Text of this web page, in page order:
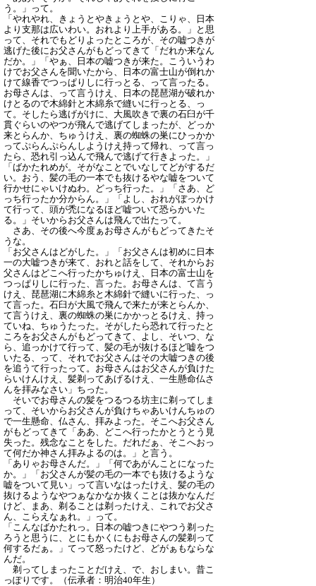
う。」って。
「やれやれ、きょうとやきょうとや、こりゃ、日本
より支那は広いわい。おれより上手がある。」と思
って、それでもどりよったところが、その嘘つきが
逃げた後にお父さんがもどってきて「だれか来なん
だか。」「やぁ、日本の嘘つきが来た。こういうわ
けでお父さんを聞いたから、日本の富士山が倒れか
けて線香でつっぱりしに行っとる、って言ったる。
お母さんは、って言うけえ、日本の琵琶湖が破れか
けとるので木綿針と木綿糸で縫いに行っとる、っ
て。そしたら逃げがけに、大風吹きで裏の石臼が千
貫ぐらいのやつが飛んで逃げてしまったが、どっか
来とらんか、ちゅうけえ、裏の蜘蛛の巣にひっかか
ってぷらんぷらんしようけえ持って帰れ、って言っ
たら、恐れ引っ込んで飛んで逃げて行きよった。」
「ばかたれめが。そがなことでいなしてどがするだ
い。おう、髪の毛の一本でも抜けるやな嘘をついて
行かせにゃいけぬわ。どっち行った。」「さあ、ど
っち行ったか分からん。」「よし、おれがぼっかけ
て行って、頭が禿になるほど嘘ついて恐らかいた
る。」そいからお父さんは飛んで出たって。
さあ、その後へ今度ぁお母さんがもどってきたそ
うな。
「お父さんはどがした。」「お父さんは初めに日本
一の大嘘つきが来て、おれと話をして、それからお
父さんはどこへ行ったかちゅけえ、日本の富士山を
つっぱりしに行った、言った。お母さんは、て言う
けえ、琵琶湖に木綿糸と木綿針で縫いに行った、っ
て言った。石臼が大風で飛んで来たが来とらんか、
て言うけえ、裏の蜘蛛の巣にかかっとるけえ、持っ
ていね、ちゅうたった。そがしたら恐れて行ったと
ころをお父さんがもどってきて、よし、そいつ、な
ら、追っかけて行って、髪の毛が抜けるほど嘘をつ
いたる、って、それでお父さんはその大嘘つきの後
を追うて行ったって。お母さんはお父さんが負けた
らいけんけえ、髪剃ってあげるけえ、一生懸命仏さ
んを拝みなさい」ちった。
そいでお母さんの髪をつるつる坊主に剃ってしま
って、そいからお父さんが負けちゃあいけんちゅの
で一生懸命、仏さん、拝みよった。そこへお父さん
がもどってきて「ああ、どこへ行ったかとうとう見
失った。残念なことをした。だれだぁ、そこへおっ
て何だか神さん拝みよるのは。」と言う。
「ありゃお母さんだ。」「何であがんことになった
か。」「お父さんが髪の毛の一本でも抜けるような
嘘をついて見い」って言いなはったけえ、髪の毛の
抜けるようなやつぁなかなか抜くことは抜かなんだ
けど、まあ、剃ることは剃ったけえ、これでお父さ
ん、こらえなぁれ。」って。
「こんなばかたれっ。日本の嘘つきにやつう剃った
ろうと思うに、とにもかくにもお母さんの髪剃って
何するだぁ。」てって怒ったけど、どがぁもならな
んだ。
剃ってしまったことだけえ、で、おしまい。昔こ
っぽりです。
（伝承者：明治40年生）